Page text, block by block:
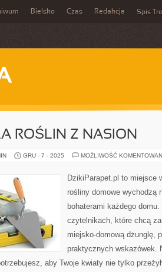
Bielsko Czas Redakcja Spis
ROŚLIN Z NASION
GRU - 7 - 2025 MOŻLIWOŚĆ
DzikiParapet.pl to miejsce
rośliny domowe wychodzą
bohaterami każdego
czytelnikach, które chcą
miejsko-domową dżunglę,
praktycznych wskazówek.
aby Twoje kwiaty nie tylko